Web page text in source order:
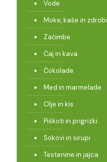
Vode
Moke, kaše in zdrobi
Začimbe
Čaj in kava
Čokolade
Med in marmelade
Olje in kis
Piškoti in prigrizki
Sokovi in sirupi
Testenine in jajca